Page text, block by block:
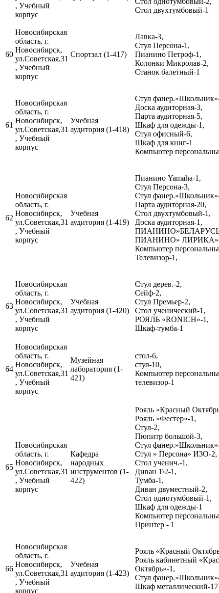
, Учебный
корпус
Стол двухтумбовый-1
60
Новосибирская
область, г.
Новосибирск,
ул.Советская,31
, Учебный
корпус
Спортзал (1-417)
Лавка-3,
Стул Персона-1,
Пианино Петроф-1,
Колонки Микролав-2,
Станок балетный-1
61
Новосибирская
область, г.
Новосибирск,
ул.Советская,31
, Учебный
корпус
Учебная
аудитория (1-418)
Стул
Доска аудиторная-3,
Парта аудиторная-5,
Шкаф для одежды-1,
Стул офисный-6,
Шкаф для книг-1
Компьютер
62
Новосибирская
область, г.
Новосибирск,
ул.Советская,31
, Учебный
корпус
Учебная
аудитория (1-419)
Пианино Yamaha-1,
Стул Персона-3,
Стул
Парта аудиторная-20,
Стол двухтумбовый-1,
Доска аудиторная-1,
ПИАНИНО»
Компьютер
Телевизор-1,
63
Новосибирская
область, г.
Новосибирск,
ул.Советская,31
, Учебный
корпус
Учебная
аудитория (1-420)
Стул дерев.-2,
Сейф-2,
Стул Премьер-2,
Стол ученический-1,
РОЯЛЬ «RONICH»-1,
Шкаф-тумба-1
64
Новосибирская
область, г.
Новосибирск,
ул.Советская,31
, Учебный
корпус
Музейная
лаборатория (1-
421)
стол-6,
стул-10,
Компьютер
телевизор-1
65
Новосибирская
область, г.
Новосибирск,
ул.Советская,31
, Учебный
корпус
Кафедра
народных
инструментов (1-
422)
Рояль «Красный
Рояль «Фестер»-1,
Стул-2,
Пюпитр большой-3,
Стул
Стул » Персона» ИЗО-2,
Стол ученич.-1,
Диван 1\2-1,
Тумба-1,
Диван двуместный-2,
Стол однотумбовый-1,
Шкаф для одежды-1
Компьютер
Принтер - 1
66
Новосибирская
область, г.
Новосибирск,
ул.Советская,31
, Учебный
корпус
Учебная
аудитория (1-423)
Рояль «Красный
Рояль кабинетный
Октябрь»-1,
Стул
Шкаф металлический-17